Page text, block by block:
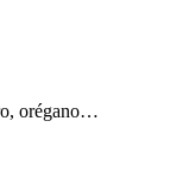
orégano…